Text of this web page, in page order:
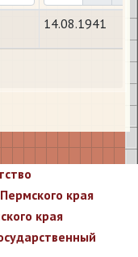
14.08.1941
края
края